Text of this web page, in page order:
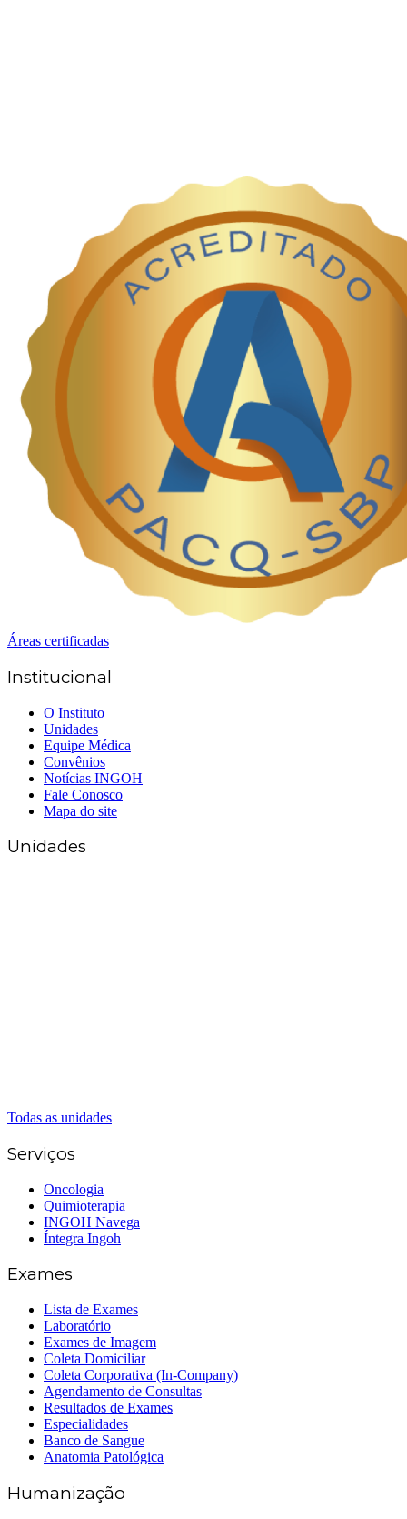
Áreas certificadas
Institucional
O Instituto
Unidades
Equipe Médica
Convênios
Notícias INGOH
Fale Conosco
Mapa do site
Unidades
Todas as unidades
Serviços
Oncologia
Quimioterapia
INGOH Navega
Íntegra Ingoh
Exames
Lista de Exames
Laboratório
Exames de Imagem
Coleta Domiciliar
Coleta Corporativa (In-Company)
Agendamento de Consultas
Resultados de Exames
Especialidades
Banco de Sangue
Anatomia Patológica
Humanização